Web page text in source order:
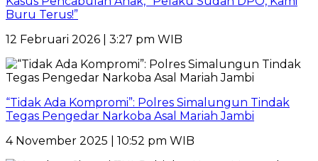
Buru Terus!”
12 Februari 2026 | 3:27 pm WIB
“Tidak Ada Kompromi”: Polres Simalungun Tindak
Tegas Pengedar Narkoba Asal Mariah Jambi
4 November 2025 | 10:52 pm WIB